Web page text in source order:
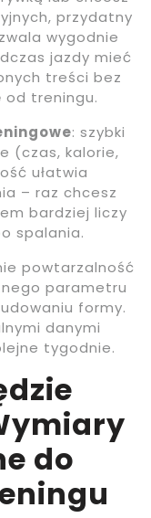
przydatny
wygodnie
jazdy mieć
treści bez
od treningu.
: szybki
(czas, kalorie,
ułatwia
– raz chcesz
bardziej liczy
spalania.
powtarzalność
parametru
formy.
danymi
tygodnie.
do